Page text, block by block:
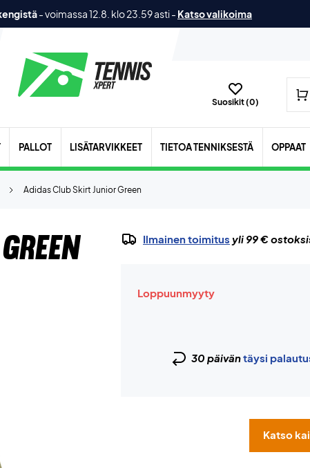
-voimassa 12.8. klo 23.59 asti- Katso valikoima
Suosikit (0)
PALLOT LISÄTARVIKKEET TIETOA TENNIKSESTÄ OPPAAT
Adidas Club Skirt Junior Green
Ilmainen toimitus yli 99 €
Loppuunmyyty
30 päiväntäysi
Katso